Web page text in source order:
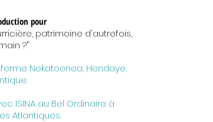
pour
patrimoine d'autrefois,
?"
Nekatoenea, Hendaye,
ISINA au Bel Ordinaire à
Atlantiques.